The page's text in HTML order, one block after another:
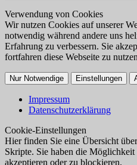
Verwendung von Cookies
Wir nutzen Cookies auf unserer
notwendig während andere uns
Erfahrung zu verbessern. Sie
fortfahren diese Webseite zu
Nur Notwendige Einstellungen
Impressum
Datenschutzerklärung
Cookie-Einstellungen
Hier finden Sie eine Übersicht
Skripte. Sie haben die
akzeptieren oder zu blockieren.